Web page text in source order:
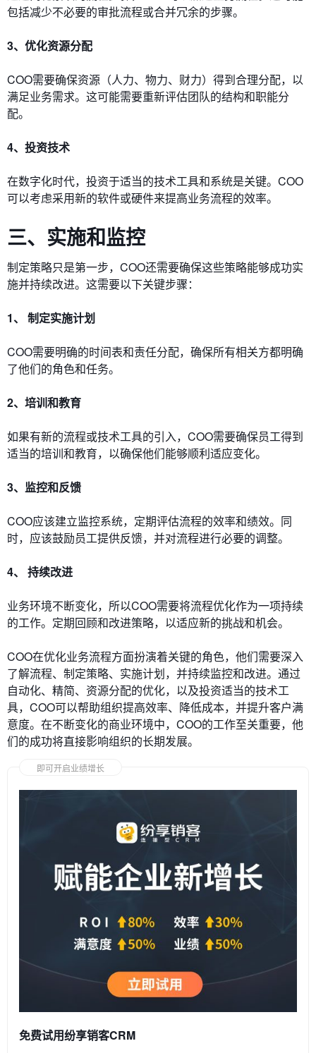
包括减少不必要的审批流程或合并冗余的步骤。
3、优化资源分配
COO需要确保资源（人力、物力、财力）得到合理分配，以
满足业务需求。这可能需要重新评估团队的结构和职能分
配。
4、投资技术
在数字化时代，投资于适当的技术工具和系统是关键。COO
可以考虑采用新的软件或硬件来提高业务流程的效率。
三、实施和监控
制定策略只是第一步，COO还需要确保这些策略能够成功实
施并持续改进。这需要以下关键步骤：
1、 制定实施计划
COO需要明确的时间表和责任分配，确保所有相关方都明确
了他们的角色和任务。
2、培训和教育
如果有新的流程或技术工具的引入，COO需要确保员工得到
适当的培训和教育，以确保他们能够顺利适应变化。
3、监控和反馈
COO应该建立监控系统，定期评估流程的效率和绩效。同
时，应该鼓励员工提供反馈，并对流程进行必要的调整。
4、 持续改进
业务环境不断变化，所以COO需要将流程优化作为一项持续
的工作。定期回顾和改进策略，以适应新的挑战和机会。
COO在优化业务流程方面扮演着关键的角色，他们需要深入
了解流程、制定策略、实施计划，并持续监控和改进。通过
自动化、精简、资源分配的优化，以及投资适当的技术工
具，COO可以帮助组织提高效率、降低成本，并提升客户满
意度。在不断变化的商业环境中，COO的工作至关重要，他
们的成功将直接影响组织的长期发展。
即可开启业绩增长
免费试用纷享销客CRM